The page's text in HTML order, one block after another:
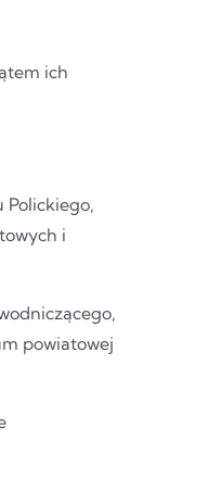
ich
Polickiego,
i
powiatowej